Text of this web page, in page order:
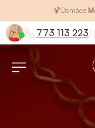
🍹Domáce
773 113 223